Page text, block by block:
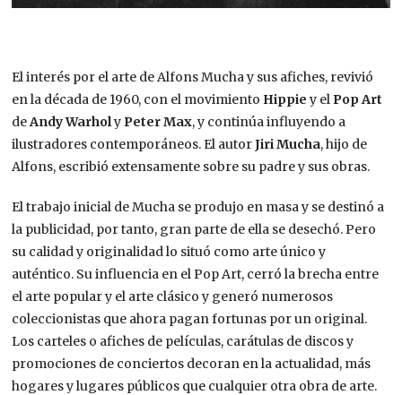
El interés por el arte de Alfons Mucha y sus afiches, revivió
en la década de 1960, con el movimiento Hippiey el Pop Art
deAndy Warholy Peter Max, y continúa influyendo a
ilustradores contemporáneos. El autorJiri Mucha, hijo de
Alfons, escribió extensamente sobre su padre y sus obras.
El trabajo inicial de Mucha se produjo en masa y se destinó a
la publicidad, por tanto, gran parte de ella se desechó. Pero
su calidad y originalidad lo situó como arte único y
auténtico. Su influencia en el Pop Art, cerró la brecha entre
el arte popular y el arte clásico y generó numerosos
coleccionistas que ahora pagan fortunas por un original.
Los carteles o afiches de películas, carátulas de discos y
promociones de conciertos decoran en la actualidad, más
hogares y lugares públicos que cualquier otra obra de arte.